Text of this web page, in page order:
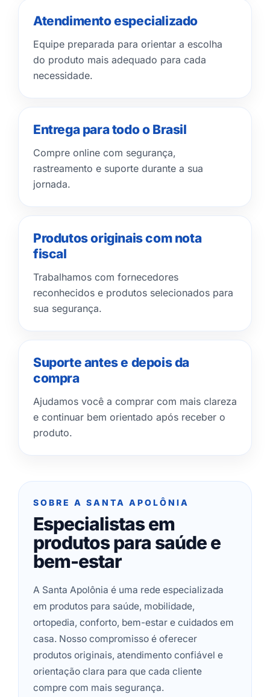
Atendimento especializado
Equipe preparada para orientar a escolha
do produto mais adequado para cada
necessidade.
Entrega para todo o Brasil
Compre online com segurança,
rastreamento e suporte durante a sua
jornada.
Produtos originais com nota
fiscal
Trabalhamos com fornecedores
reconhecidos e produtos selecionados para
sua segurança.
Suporte antes e depois da
compra
Ajudamos você a comprar com mais clareza
e continuar bem orientado após receber o
produto.
SOBRE A SANTA APOLÔNIA
Especialistas em
produtos para saúde e
bem-estar
A Santa Apolônia é uma rede especializada
em produtos para saúde, mobilidade,
ortopedia, conforto, bem-estar e cuidados em
casa. Nosso compromisso é oferecer
produtos originais, atendimento confiável e
orientação clara para que cada cliente
compre com mais segurança.